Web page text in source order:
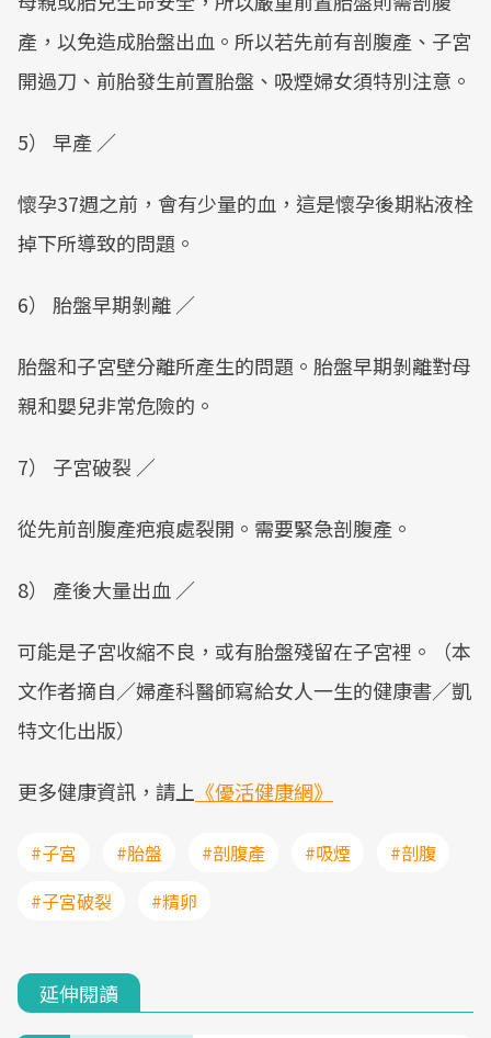
產，以免造成胎盤出血。所以若先前有剖腹產、子宮
開過刀、前胎發生前置胎盤、吸煙婦女須特別注意。
5） 早產 ／
懷孕37週之前，會有少量的血，這是懷孕後期粘液栓
掉下所導致的問題。
6） 胎盤早期剝離 ／
胎盤和子宮壁分離所產生的問題。胎盤早期剝離對母
親和嬰兒非常危險的。
7） 子宮破裂 ／
從先前剖腹產疤痕處裂開。需要緊急剖腹產。
8） 產後大量出血 ／
可能是子宮收縮不良，或有胎盤殘留在子宮裡。（本
文作者摘自／婦產科醫師寫給女人一生的健康書／凱
特文化出版）
更多健康資訊，請上 《優活健康網》
#子宮 #胎盤 #剖腹產 #吸煙
#剖腹
#子宮破裂
#精卵
延伸閱讀